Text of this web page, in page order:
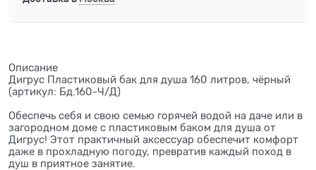
Описание
Дигрус Пластиковый бак для душа 160 литров, чёрный
(артикул: Бд.160-Ч/Д)
Обеспечь себя и свою семью горячей водой на даче или в
загородном доме с пластиковым баком для душа от
Дигрус! Этот практичный аксессуар обеспечит комфорт
даже в прохладную погоду, превратив каждый поход в
душ в приятное занятие.